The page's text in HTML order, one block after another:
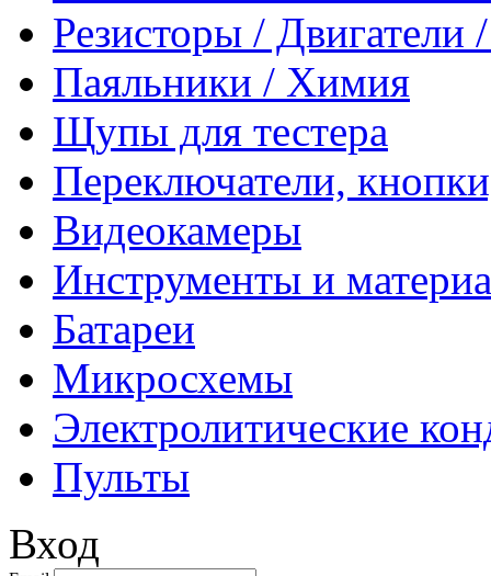
Резисторы /
Паяльники / Химия
Щупы для тестера
Переключатели,
Видеокамеры
Инструменты и
Батареи
Микросхемы
Электролитические
Пульты
Вход